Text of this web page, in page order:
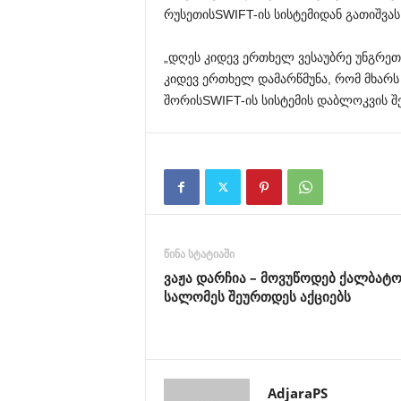
რუსეთისSWIFT-ის სისტემიდან გათიშვას
დღეს კიდევ ერთხელ ვესაუბრე
კიდევ ერთხელ დამარწმუნა, რომ მხარს
შორისSWIFT-ის სისტემის დაბლოკვის
წინა სტატიაში
ვაჟა დარჩია – მოვუწოდებ
სალომეს შეურთდეს აქციებს
AdjaraPS